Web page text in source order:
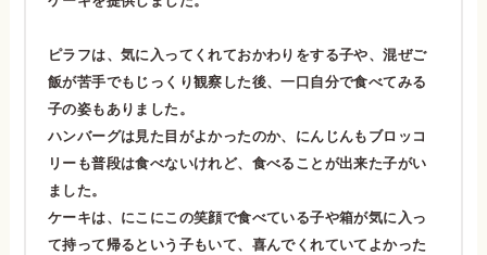
ピラフは、気に入ってくれておかわりをする子や、混ぜご
飯が苦手でもじっくり観察した後、一口自分で食べてみる
子の姿もありました。
ハンバーグは見た目がよかったのか、にんじんもブロッコ
リーも普段は食べないけれど、食べることが出来た子がい
ました。
ケーキは、にこにこの笑顔で食べている子や箱が気に入っ
て持って帰るという子もいて、喜んでくれていてよかった